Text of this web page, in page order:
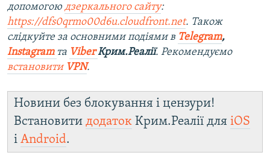
допомогою дзеркального сайту:
https://dfs0qrmo00d6u.cloudfront.net. Також
слідкуйте за основними подіями в Telegram,
Instagram та Viber Крим.Реалії. Рекомендуємо
встановити VPN.
Новини без блокування і цензури!
Встановити додаток Крим.Реалії для iOS
і Android.